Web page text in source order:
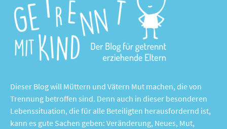
Dieser Blog will Müttern und Vätern Mut machen, die von
Trennung betroffen sind. Denn auch in dieser besonderen
Lebenssituation, die für alle Beteiligten herausfordernd ist,
kann es gute Sachen geben: Veränderung, Neues, Mut,